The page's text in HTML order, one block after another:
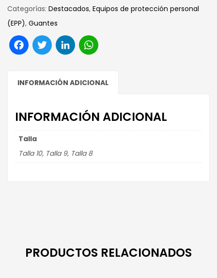
Categorías: Destacados, Equipos de protección personal
(EPP), Guantes
Facebook
TwitterLinkedIn
INFORMACIÓN ADICIONAL
INFORMACIÓN ADICIONAL
Talla
Talla 10, Talla 9, Talla 8
PRODUCTOS RELACIONADOS